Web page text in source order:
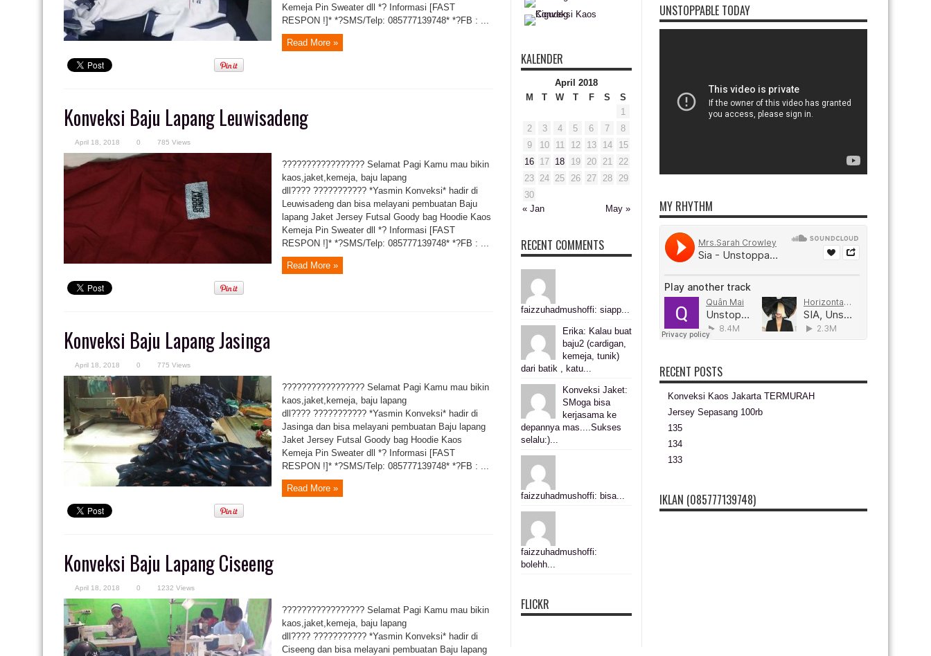
Kemeja Pin Sweater dll *? Informasi [FAST
RESPON !]* *?SMS/Telp: 085777139748* *?FB : ...
Read More »
Konveksi Baju Lapang Leuwisadeng
April 18, 2018 0 785 Views
????????????????? Selamat Pagi Kamu mau bikin
kaos,jaket,kemeja, baju lapang
dll???? ??????????? *Yasmin Konveksi* hadir di
Leuwisadeng dan bisa melayani pembuatan Baju
lapang Jaket Jersey Futsal Goody bag Hoodie Kaos
Kemeja Pin Sweater dll *? Informasi [FAST
RESPON !]* *?SMS/Telp: 085777139748* *?FB : ...
Read More »
Konveksi Baju Lapang Jasinga
April 18, 2018 0 775 Views
????????????????? Selamat Pagi Kamu mau bikin
kaos,jaket,kemeja, baju lapang
dll???? ??????????? *Yasmin Konveksi* hadir di
Jasinga dan bisa melayani pembuatan Baju lapang
Jaket Jersey Futsal Goody bag Hoodie Kaos
Kemeja Pin Sweater dll *? Informasi [FAST
RESPON !]* *?SMS/Telp: 085777139748* *?FB : ...
Read More »
Konveksi Baju Lapang Ciseeng
April 18, 2018 0 1232 Views
????????????????? Selamat Pagi Kamu mau bikin
kaos,jaket,kemeja, baju lapang
dll???? ??????????? *Yasmin Konveksi* hadir di
Ciseeng dan bisa melayani pembuatan Baju lapang
KALENDER
April 2018
M
T W T F S S
« Jan May »
1
2
3 4 5 6 7
8
9
10 11 12 13 14
15
16 17 18 19 20 21
22
23 24 25 26 27 28
29
30
RECENT COMMENTS
faizzuhadmushoffi: siapp...
Erika: Kalau buat
baju2 (cardigan,
kemeja, tunik)
dari batik , katu...
Konveksi Jaket:
SMoga bisa
kerjasama ke
depannya mas....Sukses
selalu:)...
faizzuhadmushoffi: bisa...
faizzuhadmushoffi:
bolehh...
FLICKR
UNSTOPPABLE TODAY
MY RHYTHM
RECENT POSTS
Konveksi Kaos Jakarta TERMURAH
Jersey Sepasang 100rb
135
134
133
IKLAN (085777139748)